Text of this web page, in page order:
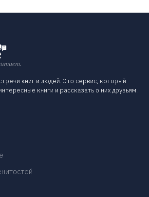
книг и людей. Это сервис, который
книги и рассказать о них друзьям.